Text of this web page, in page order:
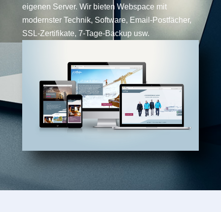
eigenen Server. Wir bieten Webspace mit
modernster Technik, Software, Email-Postfächer,
SSL-Zertifikate, 7-Tage-Backup usw.